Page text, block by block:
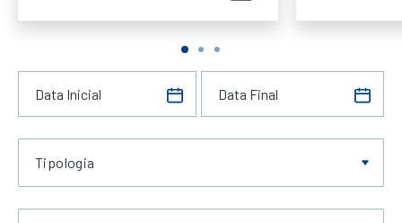
Tipologia